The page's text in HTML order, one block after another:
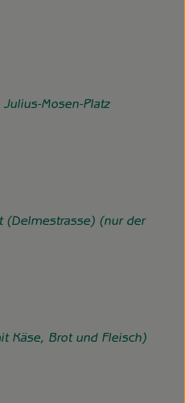
Mosen-Platz
(Delmestrasse) (nur der
Käse, Brot und Fleisch)